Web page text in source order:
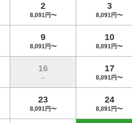
2
8,091円〜
3
8,091円〜
9
8,091円〜
10
8,091円〜
16
--
17
8,091円〜
23
8,091円〜
24
8,091円〜